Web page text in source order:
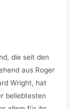
die seit den
aus Roger
Wright, hat
beliebtesten